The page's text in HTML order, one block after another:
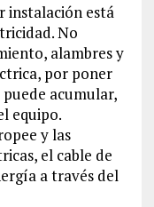
instalación está
No
alambres y
por poner
acumular,
equipo.
y las
el cable de
a través del